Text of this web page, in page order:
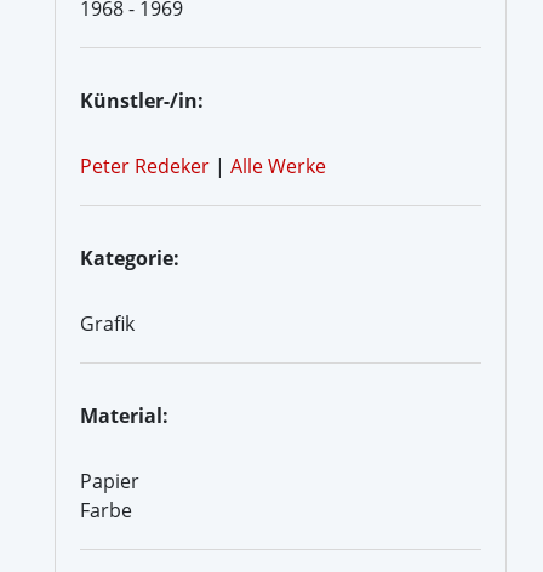
1968 - 1969
Künstler-/in:
Peter Redeker | Alle Werke
Kategorie:
Grafik
Material:
Papier
Farbe